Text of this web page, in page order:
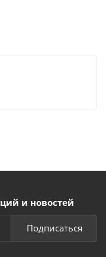
и новостей
Подписаться